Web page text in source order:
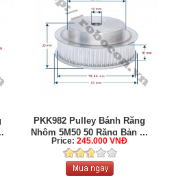
...
PKK982 Pulley Bánh Răng
Nhôm 5M50 50 Răng Bản ...
Price:245.000 VNĐ